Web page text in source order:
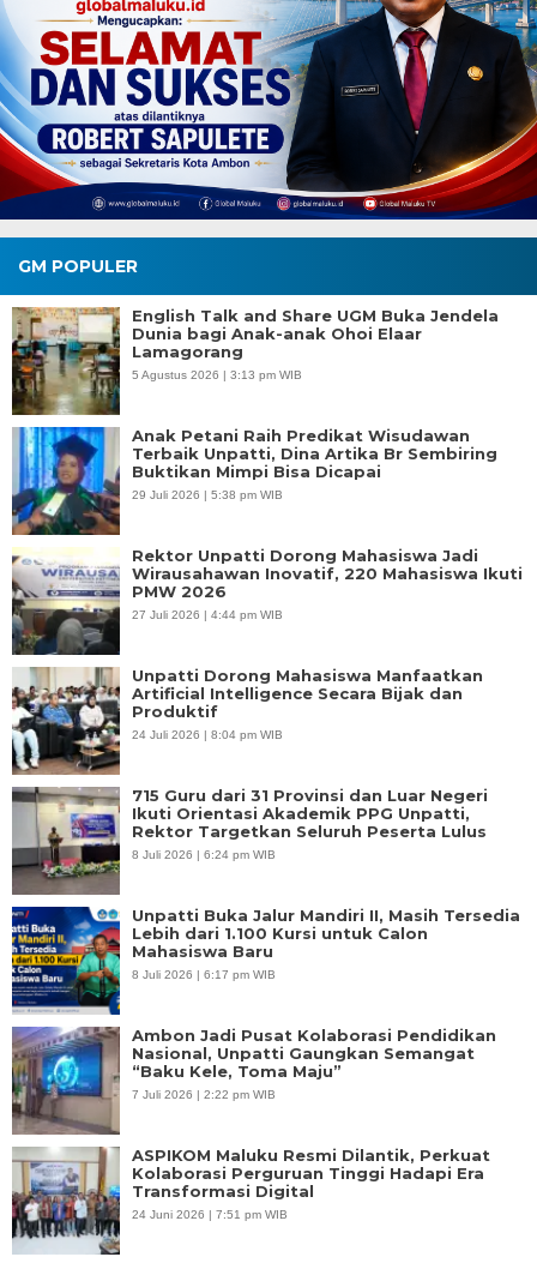
GM POPULER
English Talk and Share UGM Buka Jendela
Dunia bagi Anak-anak Ohoi Elaar
Lamagorang
5 Agustus 2026 | 3:13 pm WIB
Anak Petani Raih Predikat Wisudawan
Terbaik Unpatti, Dina Artika Br Sembiring
Buktikan Mimpi Bisa Dicapai
29 Juli 2026 | 5:38 pm WIB
Rektor Unpatti Dorong Mahasiswa Jadi
Wirausahawan Inovatif, 220 Mahasiswa Ikuti
PMW 2026
27 Juli 2026 | 4:44 pm WIB
Unpatti Dorong Mahasiswa Manfaatkan
Artificial Intelligence Secara Bijak dan
Produktif
24 Juli 2026 | 8:04 pm WIB
715 Guru dari 31 Provinsi dan Luar Negeri
Ikuti Orientasi Akademik PPG Unpatti,
Rektor Targetkan Seluruh Peserta Lulus
8 Juli 2026 | 6:24 pm WIB
Unpatti Buka Jalur Mandiri II, Masih Tersedia
Lebih dari 1.100 Kursi untuk Calon
Mahasiswa Baru
8 Juli 2026 | 6:17 pm WIB
Ambon Jadi Pusat Kolaborasi Pendidikan
Nasional, Unpatti Gaungkan Semangat
“Baku Kele, Toma Maju”
7 Juli 2026 | 2:22 pm WIB
ASPIKOM Maluku Resmi Dilantik, Perkuat
Kolaborasi Perguruan Tinggi Hadapi Era
Transformasi Digital
24 Juni 2026 | 7:51 pm WIB